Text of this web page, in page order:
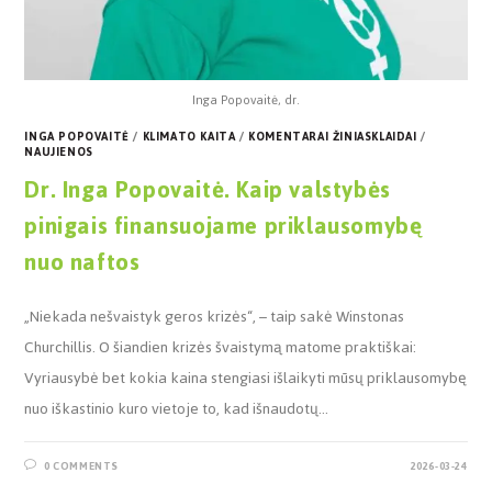
Inga Popovaitė, dr.
INGA POPOVAITĖ/ KLIMATO KAITA/ KOMENTARAI ŽINIASKLAIDAI/
NAUJIENOS
Dr. Inga Popovaitė. Kaip valstybės
pinigais finansuojame priklausomybę
nuo naftos
„Niekada nešvaistyk geros krizės“, – taip sakė Winstonas
Churchillis. O šiandien krizės švaistymą matome praktiškai:
Vyriausybė bet kokia kaina stengiasi išlaikyti mūsų priklausomybę
nuo iškastinio kuro vietoje to, kad išnaudotų…
0 COMMENTS 2026-03-24